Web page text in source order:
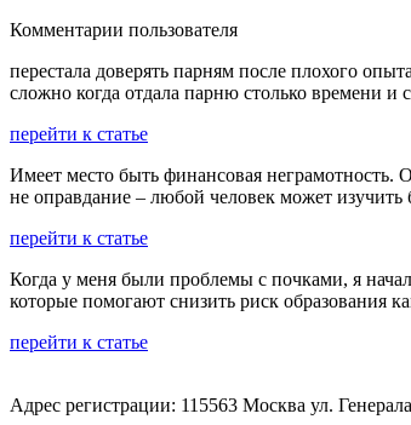
Комментарии пользователя
перестала доверять парням после плохого
сложно когда отдала парню столько времени и
перейти к статье
Имеет место быть финансовая неграмотность.
не оправдание – любой человек может
перейти к статье
Когда у меня были проблемы с почками, я
которые помогают снизить риск образования
перейти к статье
Адрес регистрации: 115563 Москва ул.